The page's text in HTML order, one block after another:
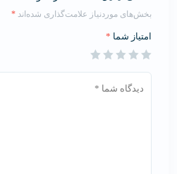
بخش‌های موردنیاز علامت‌گذاری شده‌اند *
امتیاز شما *